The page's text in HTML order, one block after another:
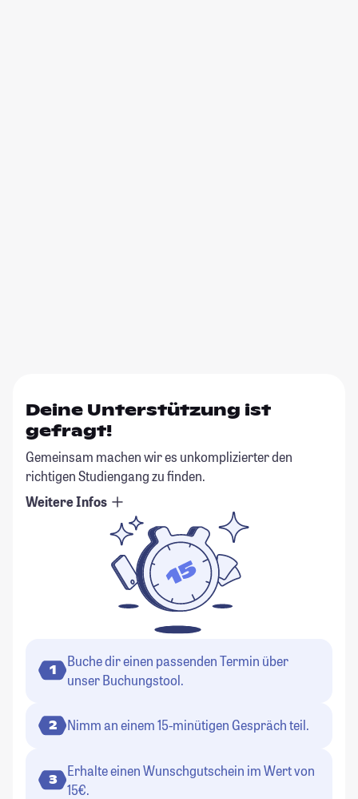
Deine Unterstützung ist
gefragt!
Gemeinsam machen wir es unkomplizierter den
richtigen Studiengang zu finden.
Weitere Infos
1
Buche dir einen passenden Termin über
unser Buchungstool.
2 Nimm an einem 15-minütigen Gespräch teil.
3
Erhalte einen Wunschgutschein im Wert von
15€.